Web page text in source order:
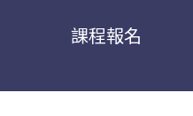
課程報名